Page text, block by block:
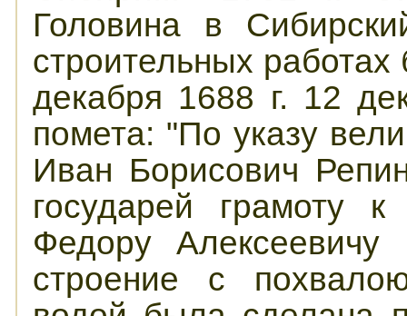
Головина в
строительных
декабря 1688 г. 12
помета: "По указу
Иван Борисович
государей грамоту
Федору Алексеевичу
строение с